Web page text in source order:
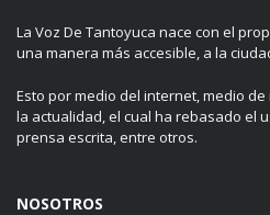
La Voz De Tantoyuca nace con el
una manera más accesible, a la
Esto por medio del internet, medio
la actualidad, el cual ha rebasado el
prensa escrita, entre otros.
NOSOTROS